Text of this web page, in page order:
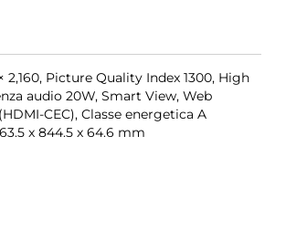
Picture Quality Index 1300, High
audio 20W, Smart View, Web
CEC), Classe energetica A
x 844.5 x 64.6 mm